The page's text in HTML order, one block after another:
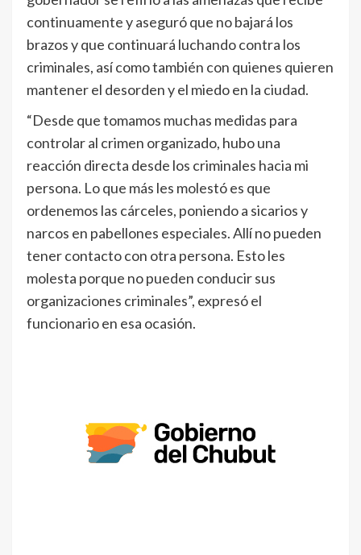
continuamente y aseguró que no bajará los
brazos y que continuará luchando contra los
criminales, así como también con quienes quieren
mantener el desorden y el miedo en la ciudad.
“Desde que tomamos muchas medidas para
controlar al crimen organizado, hubo una
reacción directa desde los criminales hacia mi
persona. Lo que más les molestó es que
ordenemos las cárceles, poniendo a sicarios y
narcos en pabellones especiales. Allí no pueden
tener contacto con otra persona. Esto les
molesta porque no pueden conducir sus
organizaciones criminales”, expresó el
funcionario en esa ocasión.